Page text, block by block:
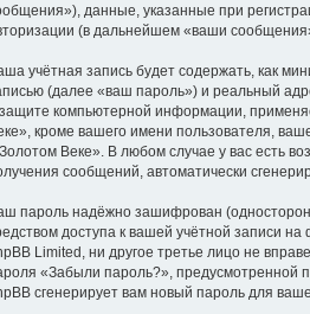
данные, указанные при
(в дальнейшем «ваши
учётная запись будет содержать, как
(далее «ваш пароль») и реальный
компьютерной информации,
кроме вашего имени пользователя,
Веке». В любом случае у вас есть
сообщений, автоматически
пароль надёжно зашифрован
доступа к вашей учётной записи
Limited, ни другое третье лицо не
«Забыли пароль?», предусмотренной
сгенерирует вам новый пароль для